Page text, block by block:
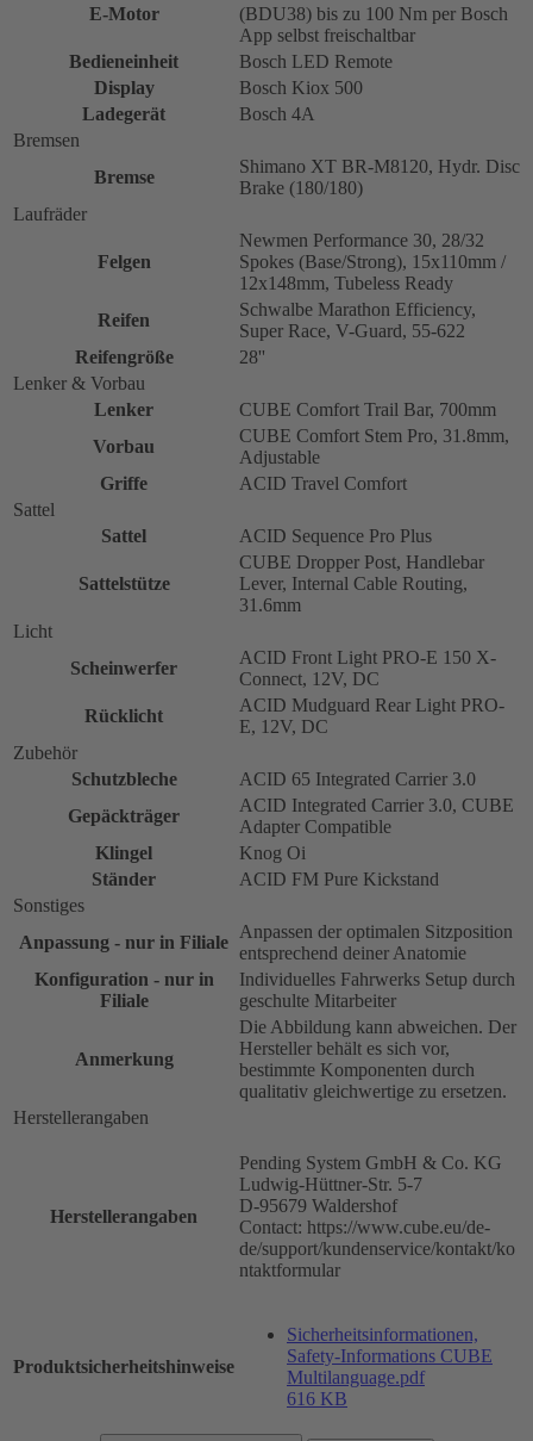
E-Motor
(BDU38) bis zu 100 Nm per Bosch
App selbst freischaltbar
Bedieneinheit
Bosch LED Remote
Display
Bosch Kiox 500
Ladegerät
Bosch 4A
Bremsen
Bremse
Shimano XT BR-M8120, Hydr. Disc
Brake (180/180)
Laufräder
Felgen
Newmen Performance 30, 28/32
Spokes (Base/Strong), 15x110mm /
12x148mm, Tubeless Ready
Reifen
Schwalbe Marathon Efficiency,
Super Race, V-Guard, 55-622
Reifengröße
28''
Lenker & Vorbau
Lenker
CUBE Comfort Trail Bar, 700mm
Vorbau
CUBE Comfort Stem Pro, 31.8mm,
Adjustable
Griffe
ACID Travel Comfort
Sattel
Sattel
ACID Sequence Pro Plus
Sattelstütze
CUBE Dropper Post, Handlebar
Lever, Internal Cable Routing,
31.6mm
Licht
Scheinwerfer
ACID Front Light PRO-E 150 X-
Connect, 12V, DC
Rücklicht
ACID Mudguard Rear Light PRO-
E, 12V, DC
Zubehör
Schutzbleche
ACID 65 Integrated Carrier 3.0
Gepäckträger
ACID Integrated Carrier 3.0, CUBE
Adapter Compatible
Klingel
Knog Oi
Ständer
ACID FM Pure Kickstand
Sonstiges
Anpassung - nur in Filiale
Anpassen der optimalen Sitzposition
entsprechend deiner Anatomie
Konfiguration - nur in
Filiale
Individuelles Fahrwerks Setup durch
geschulte Mitarbeiter
Anmerkung
Die Abbildung kann abweichen. Der
Hersteller behält es sich vor,
bestimmte Komponenten durch
qualitativ gleichwertige zu ersetzen.
Herstellerangaben
Herstellerangaben
Pending System GmbH & Co. KG
Ludwig-Hüttner-Str. 5-7
D-95679 Waldershof
Contact: https://www.cube.eu/de-
de/support/kundenservice/kontakt/ko
ntaktformular
Produktsicherheitshinweise
Sicherheitsinformationen,
Safety-Informations CUBE
Multilanguage.pdf
616 KB